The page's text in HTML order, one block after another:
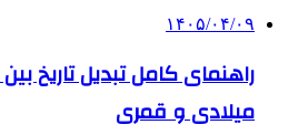
۱۴۰۵/۰۴/۰۹
راهنمای کامل تبدیل تاریخ
میلادی و قمری